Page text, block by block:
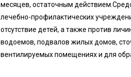
месяцев, остаточным
лечебно-профилактических
отсутствие детей, а также против
водоемов, подвалов жилых домов,
вентилируемых помещениях и для